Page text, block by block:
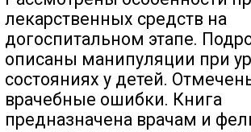
лекарственных средств на
догоспитальном этапе.
описаны манипуляции при
состояниях у детей.
врачебные ошибки. Книга
предназначена врачам и